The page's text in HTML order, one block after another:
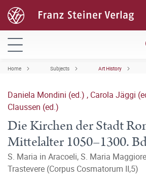
Home Subjects Art History
Daniela Mondini (ed.) , Carola Jäggi
Claussen (ed.)
Die Kirchen der Stadt
Mittelalter 1050–1300.
S. Maria in Aracoeli, S. Maria
Trastevere (Corpus Cosmatorum II,5)